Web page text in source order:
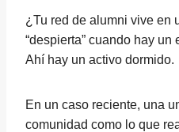
¿Tu red de alumni vive
“despierta” cuando hay un
Ahí hay un activo dormido.
En un caso reciente, una
comunidad como lo que